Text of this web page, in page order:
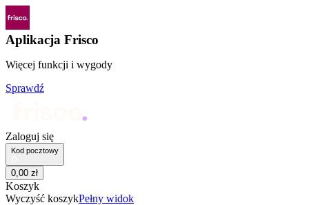
Aplikacja Frisco
Więcej funkcji i wygody
Sprawdź
Zaloguj się
Kod pocztowy
0,00 zł
Koszyk
Wyczyść koszykPełny widok